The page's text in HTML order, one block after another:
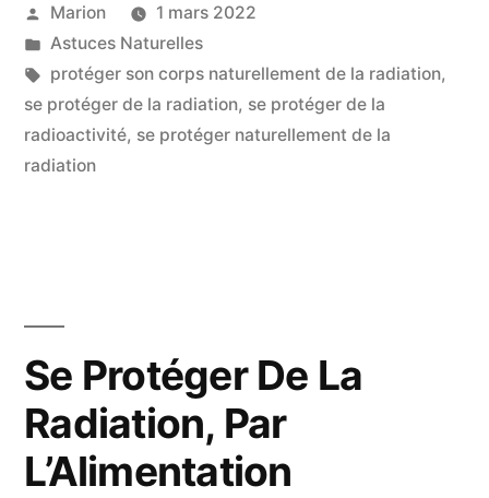
La
Radioactivité »
Publié
par
Marion
1 mars 2022
Publié
dans
Astuces Naturelles
Étiquettes :
protéger son corps naturellement de la radiation,
se protéger de la radiation, se protéger de la
radioactivité, se protéger naturellement de la
radiation
Se Protéger De La
Radiation, Par
L’Alimentation